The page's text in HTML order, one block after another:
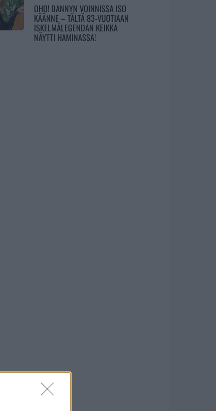
OHO! DANNYN VOINNISSA ISO
KÄÄNNE – TÄLTÄ 83-VUOTIAAN
ISKELMÄLEGENDAN KEIKKA
NÄYTTI HAMINASSA!